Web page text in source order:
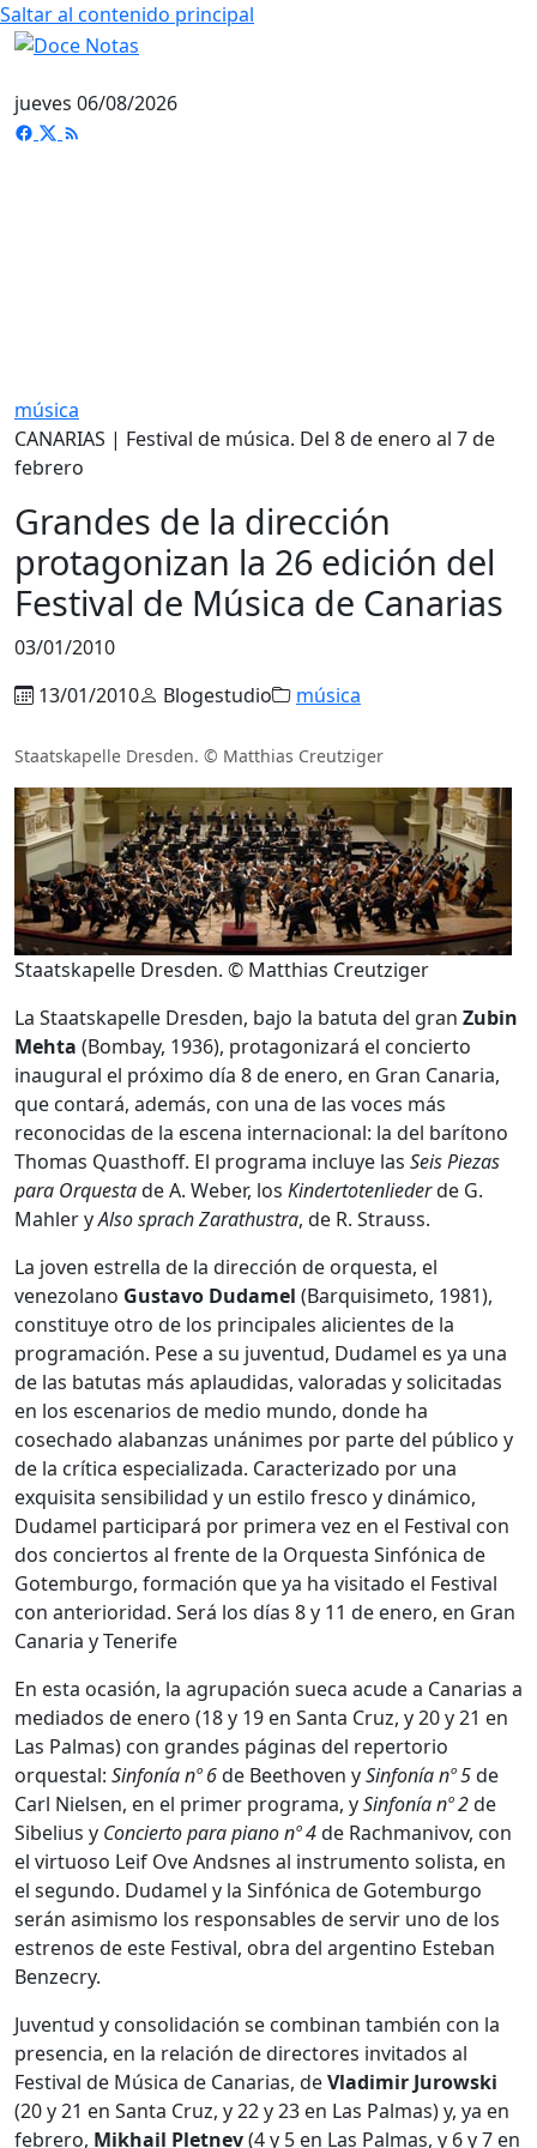
Saltar al contenido principal
jueves 06/08/2026
música
CANARIAS | Festival de música. Del 8 de enero al 7 de
febrero
Grandes de la dirección
protagonizan la 26 edición del
Festival de Música de Canarias
03/01/2010
13/01/2010
Blogestudio música
Staatskapelle Dresden. © Matthias Creutziger
Staatskapelle Dresden. © Matthias Creutziger
La Staatskapelle Dresden, bajo la batuta del gran Zubin
Mehta (Bombay, 1936), protagonizará el concierto
inaugural el próximo día 8 de enero, en Gran Canaria,
que contará, además, con una de las voces más
reconocidas de la escena internacional: la del barítono
Thomas Quasthoff. El programa incluye las Seis Piezas
para Orquestade A. Weber, los Kindertotenliederde G.
Mahler yAlso sprach Zarathustra, de R. Strauss.
La joven estrella de la dirección de orquesta, el
venezolano Gustavo Dudamel (Barquisimeto, 1981),
constituye otro de los principales alicientes de la
programación. Pese a su juventud, Dudamel es ya una
de las batutas más aplaudidas, valoradas y solicitadas
en los escenarios de medio mundo, donde ha
cosechado alabanzas unánimes por parte del público y
de la crítica especializada. Caracterizado por una
exquisita sensibilidad y un estilo fresco y dinámico,
Dudamel participará por primera vez en el Festival con
dos conciertos al frente de la Orquesta Sinfónica de
Gotemburgo, formación que ya ha visitado el Festival
con anterioridad. Será los días 8 y 11 de enero, en Gran
Canaria y Tenerife
En esta ocasión, la agrupación sueca acude a Canarias a
mediados de enero (18 y 19 en Santa Cruz, y 20 y 21 en
Las Palmas) con grandes páginas del repertorio
orquestal: Sinfonía nº 6de Beethoven ySinfonía nº 5de
Carl Nielsen, en el primer programa, ySinfonía nº 2de
Sibelius y Concierto para piano nº 4de Rachmanivov, con
el virtuoso Leif Ove Andsnes al instrumento solista, en
el segundo. Dudamel y la Sinfónica de Gotemburgo
serán asimismo los responsables de servir uno de los
estrenos de este Festival, obra del argentino Esteban
Benzecry.
Juventud y consolidación se combinan también con la
presencia, en la relación de directores invitados al
Festival de Música de Canarias, deVladimir Jurowski
(20 y 21 en Santa Cruz, y 22 y 23 en Las Palmas) y, ya en
febrero, Mikhail Pletnev(4 y 5 en Las Palmas, y 6 y 7 en